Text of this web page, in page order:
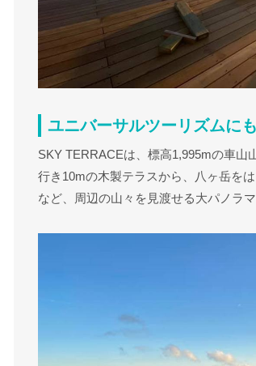
ユニバーサルツーリズムに
SKY TERRACEは、標高1,995mの車山
行き10mの木製テラスから、八ヶ岳を
など、周辺の山々を見渡せる大パノラマ